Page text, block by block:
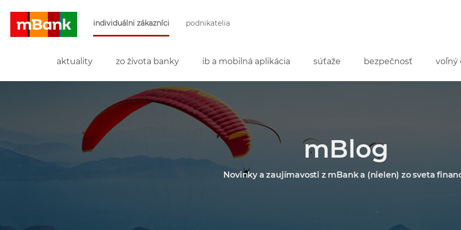
individuálni zákazníci podnikatelia
aktuality zo života banky ib a mobilná aplikácia súťaže bezpečnosť voľný
mBlog
Novinky a zaujímavosti z mBank a (nielen) zo sveta